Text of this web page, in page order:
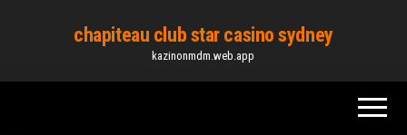
content
chapiteau club star casino sydney
kazinonmdm.web.app